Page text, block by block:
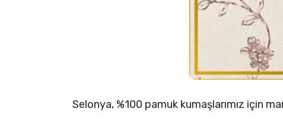
Selonya, %100 pamuk kumaşlarımız için